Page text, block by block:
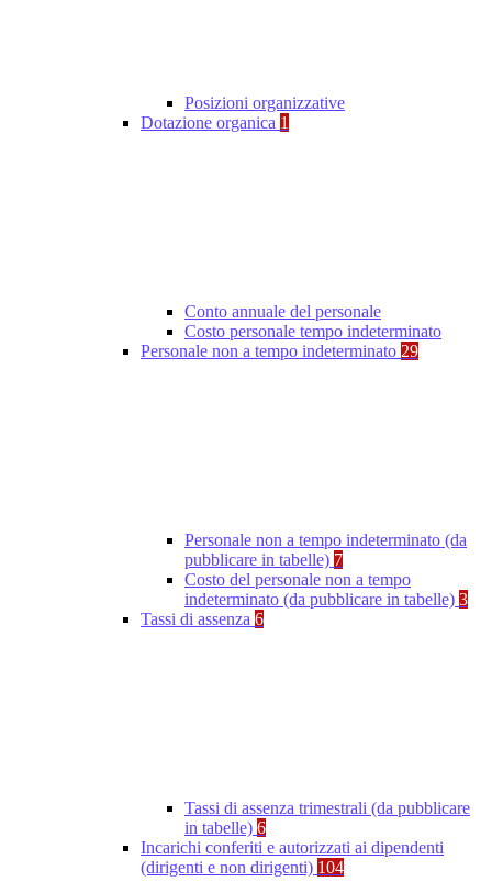
Posizioni organizzative
Dotazione organica 1
Conto annuale del personale
Costo personale tempo indeterminato
Personale non a tempo indeterminato 29
Personale non a tempo indeterminato (da
pubblicare in tabelle) 7
Costo del personale non a tempo
indeterminato (da pubblicare in tabelle) 3
Tassi di assenza 6
Tassi di assenza trimestrali (da pubblicare
in tabelle) 6
Incarichi conferiti e autorizzati ai dipendenti
(dirigenti e non dirigenti) 104